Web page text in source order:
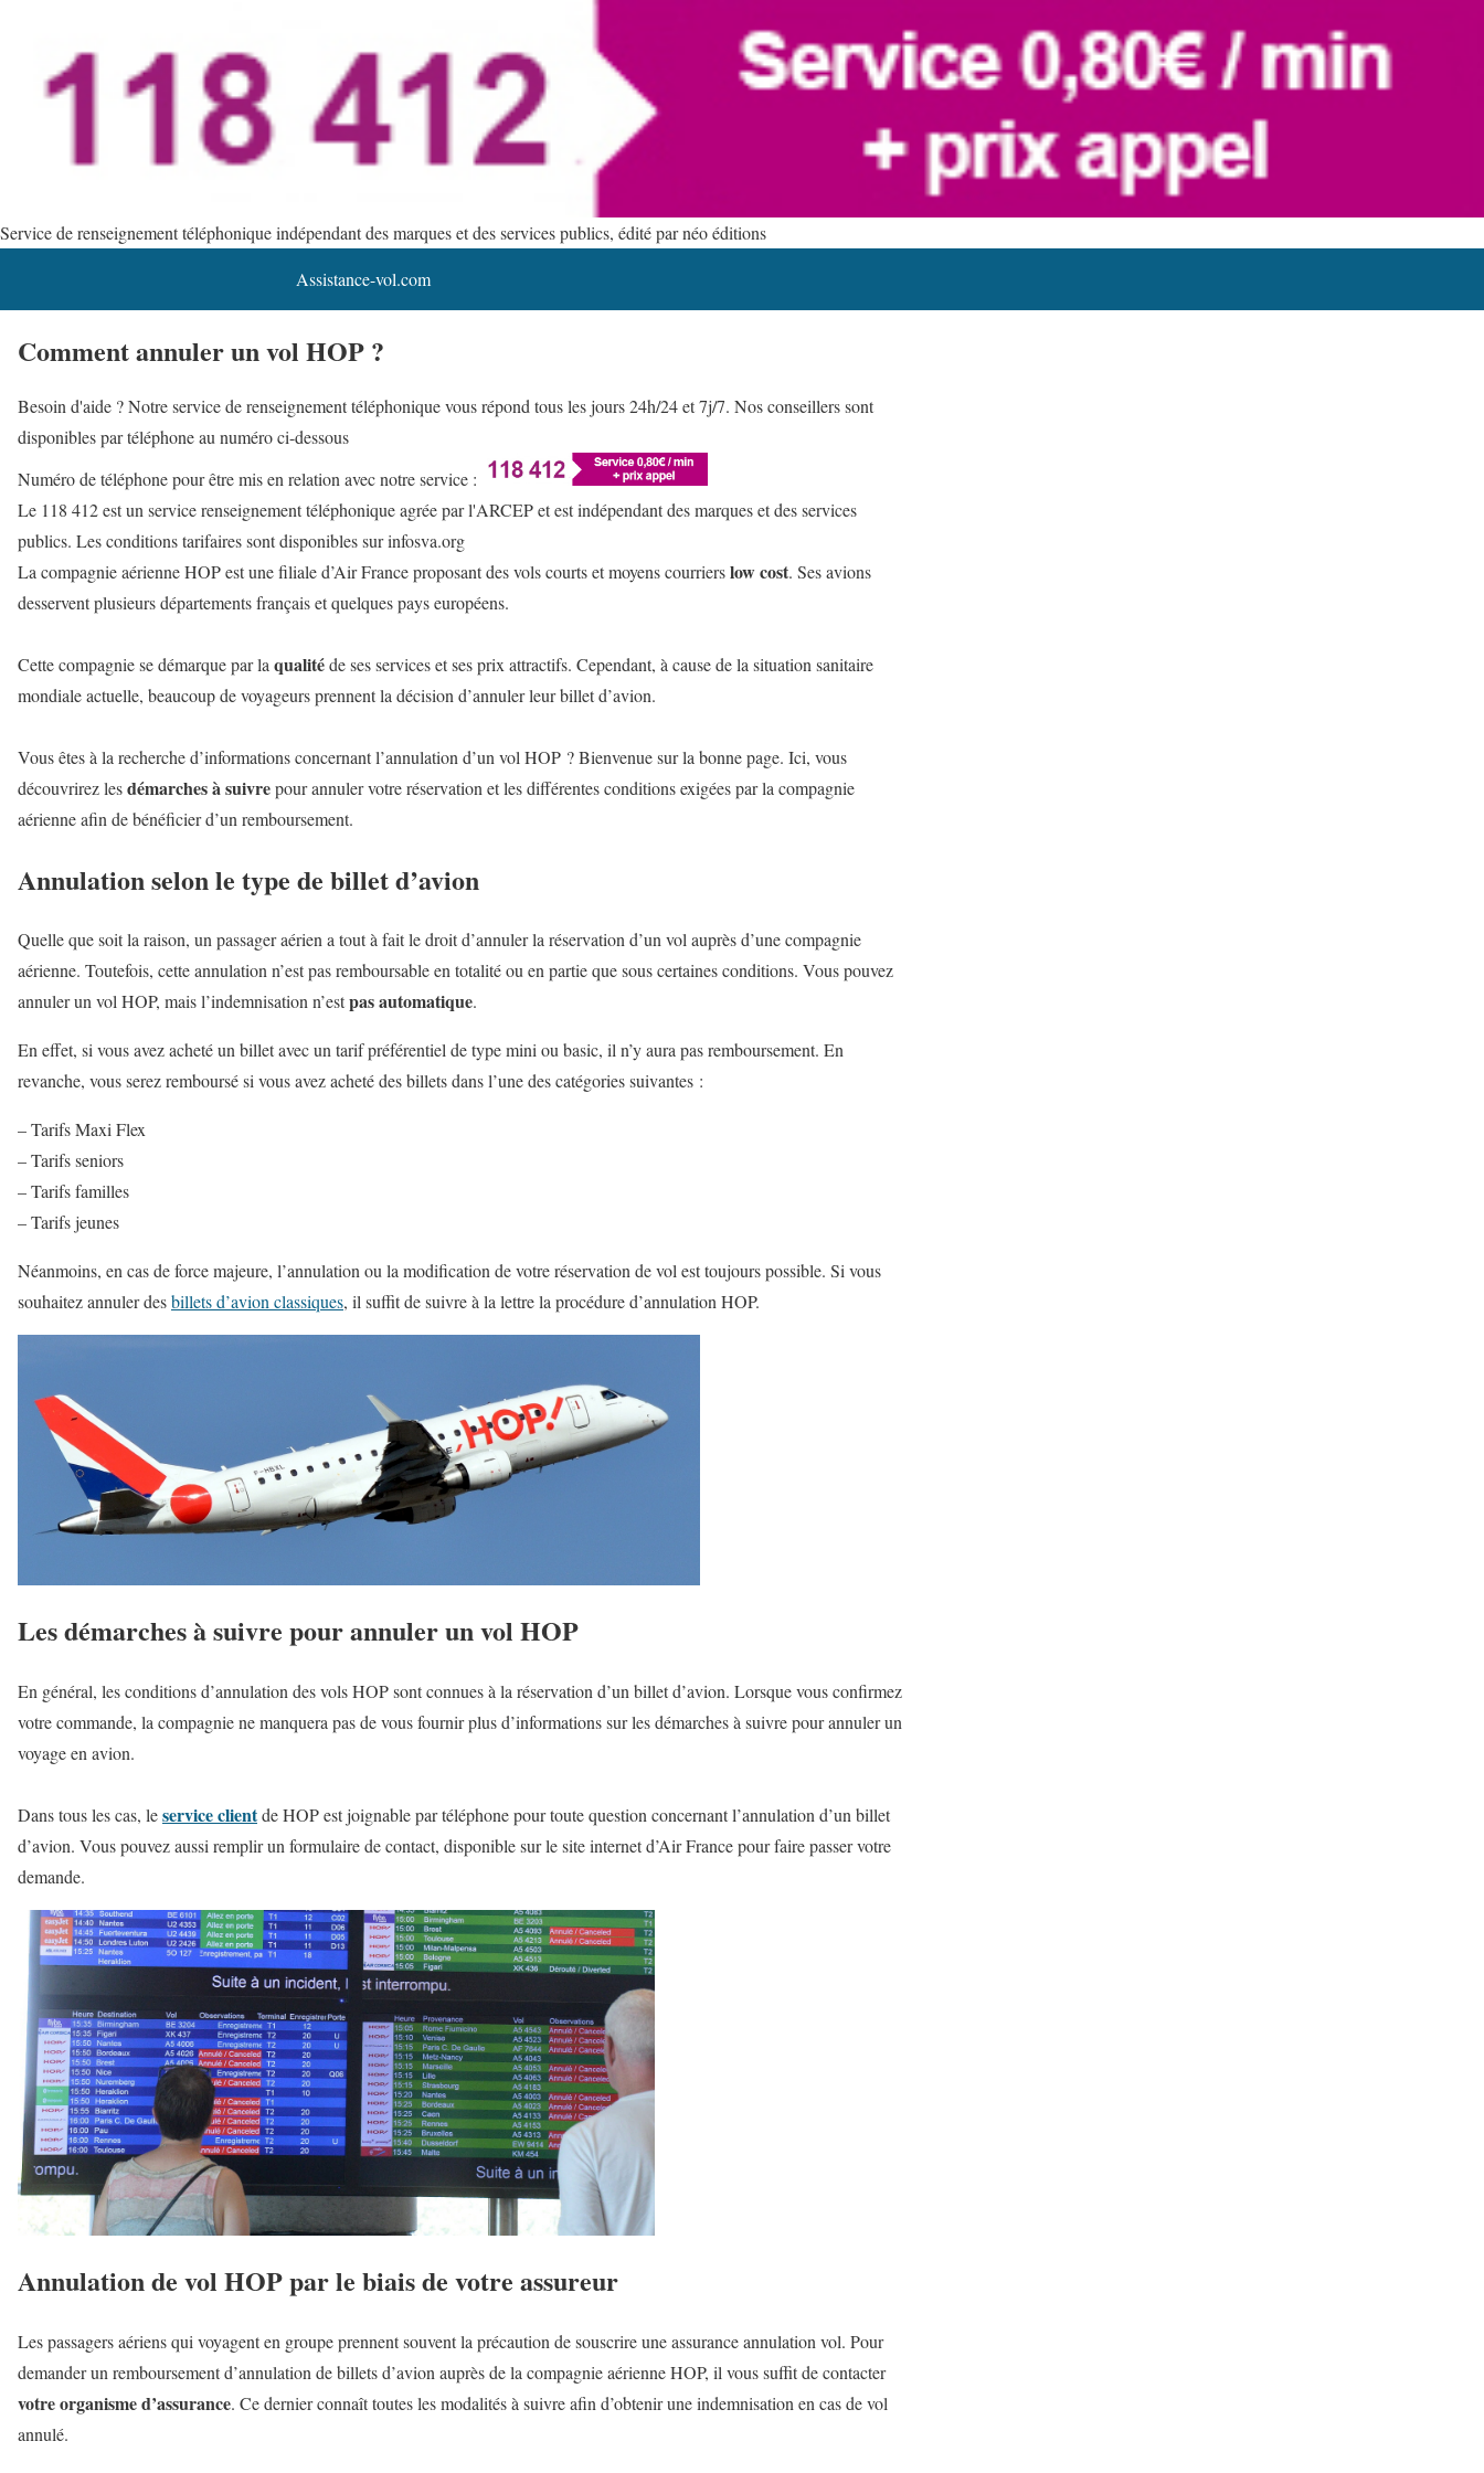
Service de renseignement téléphonique indépendant des marques et des services publics, édité par néo éditions
Assistance-vol.com
Comment annuler un vol HOP ?
Besoin d'aide ? Notre service de renseignement téléphonique vous répond tous les jours 24h/24 et 7j/7. Nos conseillers sont
disponibles par téléphone au numéro ci-dessous
Numéro de téléphone pour être mis en relation avec notre service :
Le 118 412 est un service renseignement téléphonique agrée par l'ARCEP et est indépendant des marques et des services
publics. Les conditions tarifaires sont disponibles sur infosva.org
La compagnie aérienne HOP est une filiale d’Air France proposant des vols courts et moyens courrierslow cost. Ses avions
desservent plusieurs départements français et quelques pays européens.
Cette compagnie se démarque par la qualitéde ses services et ses prix attractifs. Cependant, à cause de la situation sanitaire
mondiale actuelle, beaucoup de voyageurs prennent la décision d’annuler leur billet d’avion.
Vous êtes à la recherche d’informations concernant l’annulation d’un vol HOP ? Bienvenue sur la bonne page. Ici, vous
découvrirez lesdémarches à suivrepour annuler votre réservation et les différentes conditions exigées par la compagnie
aérienne afin de bénéficier d’un remboursement.
Annulation selon le type de billet d’avion
Quelle que soit la raison, un passager aérien a tout à fait le droit d’annuler la réservation d’un vol auprès d’une compagnie
aérienne. Toutefois, cette annulation n’est pas remboursable en totalité ou en partie que sous certaines conditions. Vous pouvez
annuler un vol HOP, mais l’indemnisation n’estpas automatique.
En effet, si vous avez acheté un billet avec un tarif préférentiel de type mini ou basic, il n’y aura pas remboursement. En
revanche, vous serez remboursé si vous avez acheté des billets dans l’une des catégories suivantes :
– Tarifs Maxi Flex
– Tarifs seniors
– Tarifs familles
– Tarifs jeunes
Néanmoins, en cas de force majeure, l’annulation ou la modification de votre réservation de vol est toujours possible. Si vous
souhaitez annuler desbillets d’avion classiques, il suffit de suivre à la lettre la procédure d’annulation HOP.
Les démarches à suivre pour annuler un vol HOP
En général, les conditions d’annulation des vols HOP sont connues à la réservation d’un billet d’avion. Lorsque vous confirmez
votre commande, la compagnie ne manquera pas de vous fournir plus d’informations sur les démarches à suivre pour annuler un
voyage en avion.
Dans tous les cas, leservice clientde HOP est joignable par téléphone pour toute question concernant l’annulation d’un billet
d’avion. Vous pouvez aussi remplir un formulaire de contact, disponible sur le site internet d’Air France pour faire passer votre
demande.
Annulation de vol HOP par le biais de votre assureur
Les passagers aériens qui voyagent en groupe prennent souvent la précaution de souscrire une assurance annulation vol. Pour
demander un remboursement d’annulation de billets d’avion auprès de la compagnie aérienne HOP, il vous suffit de contacter
votre organisme d’assurance. Ce dernier connaît toutes les modalités à suivre afin d’obtenir une indemnisation en cas de vol
annulé.